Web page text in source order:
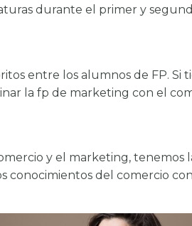
durante el primer y
entre los alumnos de FP.
la fp de marketing con el
y el marketing, tenemos
conocimientos del comercio